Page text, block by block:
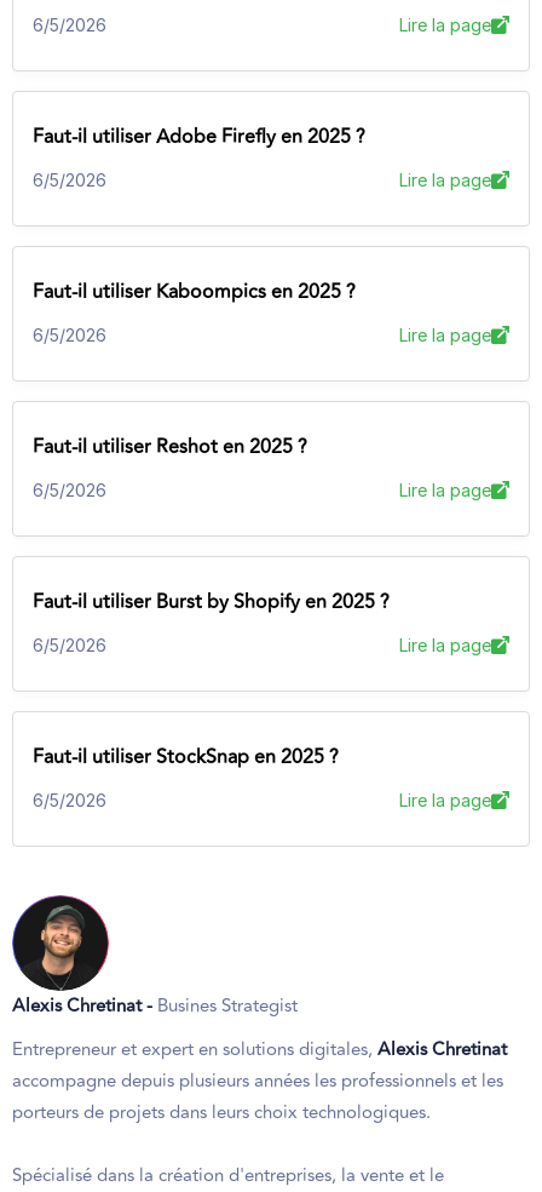
6/5/2026 Lire la page
Faut-il utiliser Adobe Firefly en 2025 ?
6/5/2026 Lire la page
Faut-il utiliser Kaboompics en 2025 ?
6/5/2026 Lire la page
Faut-il utiliser Reshot en 2025 ?
6/5/2026 Lire la page
Faut-il utiliser Burst by Shopify en 2025 ?
6/5/2026 Lire la page
Faut-il utiliser StockSnap en 2025 ?
6/5/2026 Lire la page
Alexis Chretinat - Busines Strategist
Entrepreneur et expert en solutions digitales, Alexis Chretinat
accompagne depuis plusieurs années les professionnels et les
porteurs de projets dans leurs choix technologiques.
Spécialisé dans la création d'entreprises, la vente et le